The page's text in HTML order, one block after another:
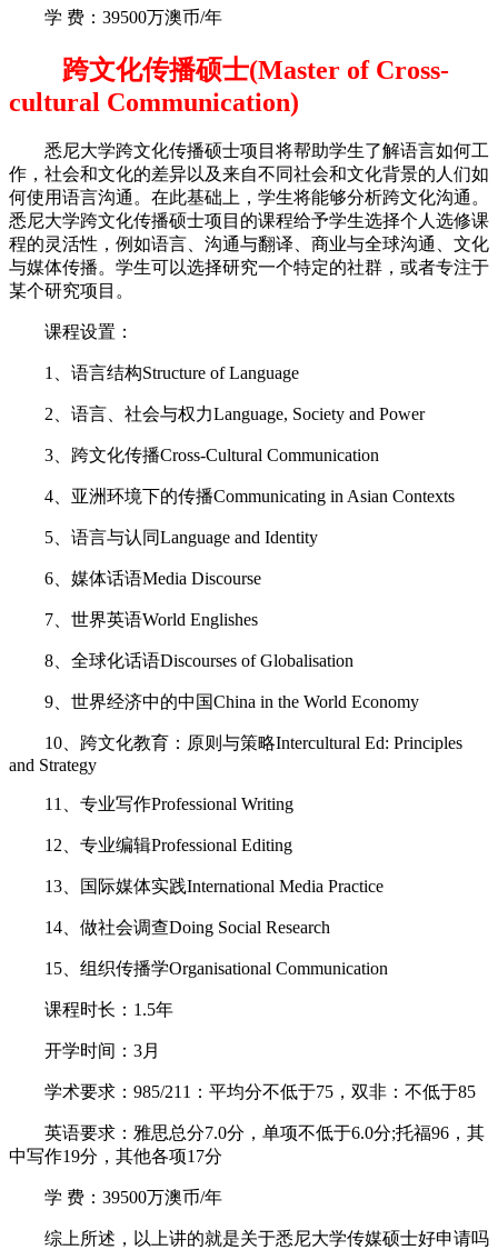
学 费：39500万澳币/年
跨文化传播硕士(Master of Cross-
cultural Communication)
悉尼大学跨文化传播硕士项目将帮助学生了解语言如何工
作，社会和文化的差异以及来自不同社会和文化背景的人们如
何使用语言沟通。在此基础上，学生将能够分析跨文化沟通。
悉尼大学跨文化传播硕士项目的课程给予学生选择个人选修课
程的灵活性，例如语言、沟通与翻译、商业与全球沟通、文化
与媒体传播。学生可以选择研究一个特定的社群，或者专注于
某个研究项目。
课程设置：
1、语言结构Structure of Language
2、语言、社会与权力Language, Society and Power
3、跨文化传播Cross-Cultural Communication
4、亚洲环境下的传播Communicating in Asian Contexts
5、语言与认同Language and Identity
6、媒体话语Media Discourse
7、世界英语World Englishes
8、全球化话语Discourses of Globalisation
9、世界经济中的中国China in the World Economy
10、跨文化教育：原则与策略Intercultural Ed: Principles
and Strategy
11、专业写作Professional Writing
12、专业编辑Professional Editing
13、国际媒体实践International Media Practice
14、做社会调查Doing Social Research
15、组织传播学Organisational Communication
课程时长：1.5年
开学时间：3月
学术要求：985/211：平均分不低于75，双非：不低于85
英语要求：雅思总分7.0分，单项不低于6.0分;托福96，其
中写作19分，其他各项17分
学 费：39500万澳币/年
综上所述，以上讲的就是关于悉尼大学传媒硕士好申请吗